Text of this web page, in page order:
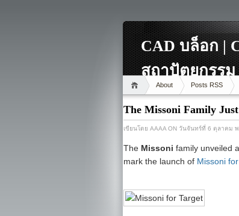
CAD บล็อก |
สถาปัตยกรรม
About Posts RSS
The Missoni Family
เขียนโดย AAAA ON วันจันทร์ที่ 6 ตุลาคม พ
The Missoni family unveiled
mark the launch of Missoni